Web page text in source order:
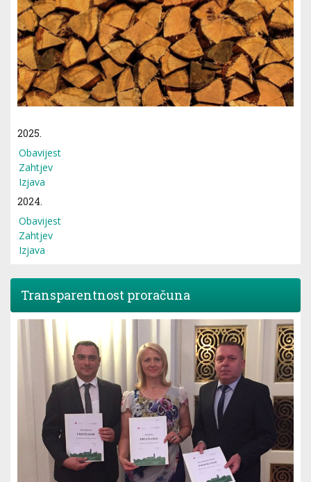
2025.
Obavijest
Zahtjev
Izjava
2024.
Obavijest
Zahtjev
Izjava
Transparentnost proračuna